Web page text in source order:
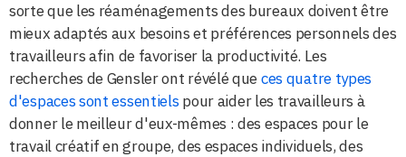
sorte que les réaménagements des bureaux doivent être
mieux adaptés aux besoins et préférences personnels des
travailleurs afin de favoriser la productivité. Les
recherches de Gensler ont révélé queces quatre types
d'espaces sont essentielspour aider les travailleurs à
donner le meilleur d'eux-mêmes : des espaces pour le
travail créatif en groupe, des espaces individuels, des